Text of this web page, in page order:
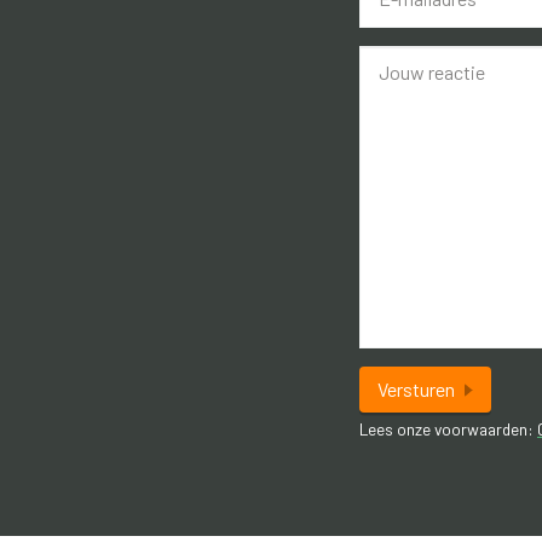
*
Versturen
Lees onze voorwaarden: